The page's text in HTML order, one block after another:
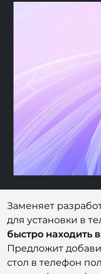
Previous
Заменяет
для установки в
быстро находить
Предложит